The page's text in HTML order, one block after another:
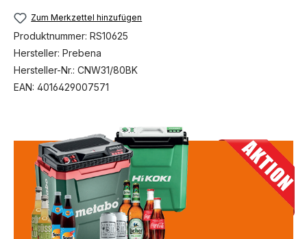
Zum Merkzettel hinzufügen
Produktnummer: RS10625
Hersteller: Prebena
Hersteller-Nr.: CNW31/80BK
EAN: 4016429007571